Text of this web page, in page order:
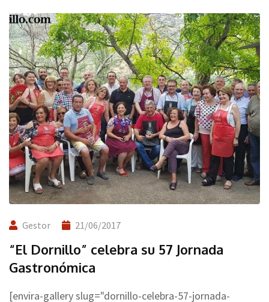
Gestor 21/06/2017
“El Dornillo” celebra su 57 Jornada
Gastronómica
[envira-gallery slug="dornillo-celebra-57-jornada-